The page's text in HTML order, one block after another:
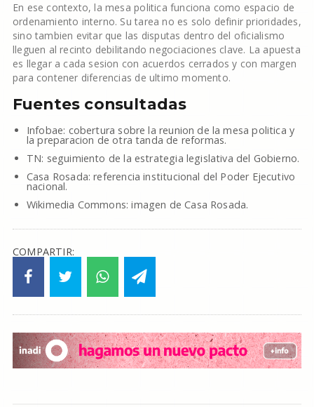
En ese contexto, la mesa politica funciona como espacio de
ordenamiento interno. Su tarea no es solo definir prioridades,
sino tambien evitar que las disputas dentro del oficialismo
lleguen al recinto debilitando negociaciones clave. La apuesta
es llegar a cada sesion con acuerdos cerrados y con margen
para contener diferencias de ultimo momento.
Fuentes consultadas
Infobae: cobertura sobre la reunion de la mesa politica y
la preparacion de otra tanda de reformas.
TN: seguimiento de la estrategia legislativa del Gobierno.
Casa Rosada: referencia institucional del Poder Ejecutivo
nacional.
Wikimedia Commons: imagen de Casa Rosada.
COMPARTIR: